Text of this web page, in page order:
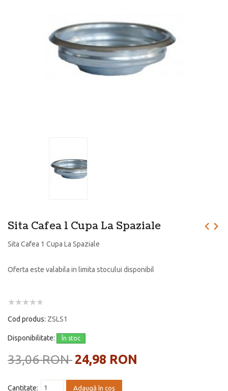
Sita Cafea 1 Cupa La Spaziale
Sita Cafea 1 Cupa La Spaziale
Oferta este valabila in limita stocului disponibil
Cod produs: ZSLS1
Disponibilitate: În stoc
33,06 RON24,98 RON
Cantitate: Adaugă în coş